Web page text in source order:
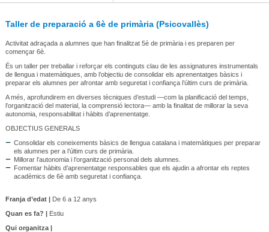
Taller de preparació a 6è de primària (Psicovallès)
Activitat adraçada a alumnes que han finalitzat 5è de primària i es preparen per
començar 6è.
És un taller per treballar i reforçar els continguts clau de les assignatures instrumentals
de llengua i matemàtiques, amb l’objectiu de consolidar els aprenentatges bàsics i
preparar els alumnes per afrontar amb seguretat i confiança l’últim curs de primària.
A més, aprofundirem en diverses tècniques d’estudi —com la planificació del temps,
l’organització del material, la comprensió lectora— amb la finalitat de millorar la seva
autonomia, responsabilitat i hàbits d’aprenentatge.
OBJECTIUS GENERALS
Consolidar els coneixements bàsics de llengua catalana i matemàtiques per preparar
els alumnes per a l’últim curs de primària.
Millorar l’autonomia i l’organització personal dels alumnes.
Fomentar hàbits d’aprenentatge responsables que els ajudin a afrontar els reptes
acadèmics de 6è amb seguretat i confiança.
Franja d’edat |De 6 a 12 anys
Quan es fa? |Estiu
Qui organitza |